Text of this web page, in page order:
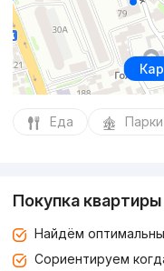
Еда Парки
Покупка
Найдём
Сориентируем